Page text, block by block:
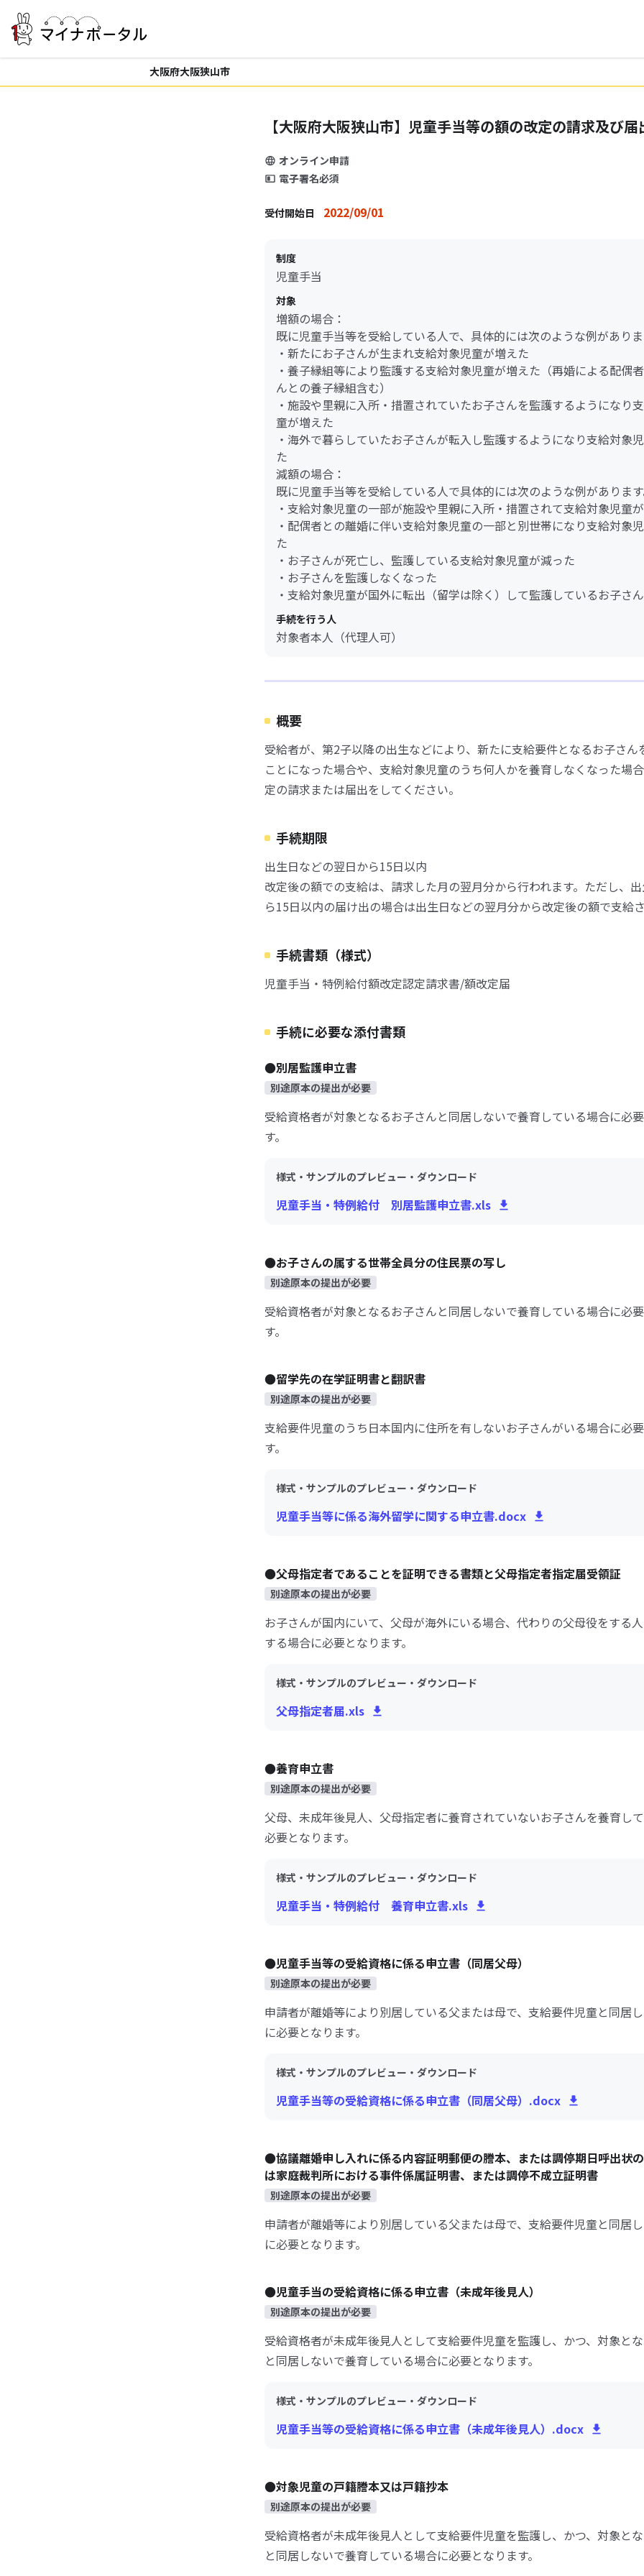
大阪府大阪狭山市
【大阪府大阪狭山市】児童手当等の額の改定の請求及び届
オンライン申請
電子署名必須
受付開始日 2022/09/01
制度
児童手当
対象
増額の場合：
既に児童手当等を受給している人で、具体的には次のような例があり
・新たにお子さんが生まれ支給対象児童が増えた
・養子縁組等により監護する支給対象児童が増えた（再婚による配偶
んとの養子縁組含む）
・施設や里親に入所・措置されていたお子さんを監護するようになり
童が増えた
・海外で暮らしていたお子さんが転入し監護するようになり支給対象
た
減額の場合：
既に児童手当等を受給している人で具体的には次のような例がありま
・支給対象児童の一部が施設や里親に入所・措置されて支給対象児童
・配偶者との離婚に伴い支給対象児童の一部と別世帯になり支給対象
た
・お子さんが死亡し、監護している支給対象児童が減った
・お子さんを監護しなくなった
・支給対象児童が国外に転出（留学は除く）して監護しているお子さ
手続を行う人
対象者本人（代理人可）
概要
受給者が、第2子以降の出生などにより、新たに支給要件となるお子さん
ことになった場合や、支給対象児童のうち何人かを養育しなくなった場
定の請求または届出をしてください。
手続期限
出生日などの翌日から15日以内
改定後の額での支給は、請求した月の翌月分から行われます。ただし、
ら15日以内の届け出の場合は出生日などの翌月分から改定後の額で支給
手続書類（様式）
児童手当・特例給付額改定認定請求書/額改定届
手続に必要な添付書類
●別居監護申立書
別途原本の提出が必要
受給資格者が対象となるお子さんと同居しないで養育している場合に必
す。
様式・サンプルのプレビュー・ダウンロード
児童手当・特例給付 別居監護申立書.xls
●お子さんの属する世帯全員分の住民票の写し
別途原本の提出が必要
受給資格者が対象となるお子さんと同居しないで養育している場合に必
す。
●留学先の在学証明書と翻訳書
別途原本の提出が必要
支給要件児童のうち日本国内に住所を有しないお子さんがいる場合に必
す。
様式・サンプルのプレビュー・ダウンロード
児童手当等に係る海外留学に関する申立書.docx
●父母指定者であることを証明できる書類と父母指定者指定届受領証
別途原本の提出が必要
お子さんが国内にいて、父母が海外にいる場合、代わりの父母役をする
する場合に必要となります。
様式・サンプルのプレビュー・ダウンロード
父母指定者届.xls
●養育申立書
別途原本の提出が必要
父母、未成年後見人、父母指定者に養育されていないお子さんを養育し
必要となります。
様式・サンプルのプレビュー・ダウンロード
児童手当・特例給付 養育申立書.xls
●児童手当等の受給資格に係る申立書（同居父母）
別途原本の提出が必要
申請者が離婚等により別居している父または母で、支給要件児童と同居
に必要となります。
様式・サンプルのプレビュー・ダウンロード
児童手当等の受給資格に係る申立書（同居父母）.docx
●協議離婚申し入れに係る内容証明郵便の謄本、または調停期日呼出状
は家庭裁判所における事件係属証明書、または調停不成立証明書
別途原本の提出が必要
申請者が離婚等により別居している父または母で、支給要件児童と同居
に必要となります。
●児童手当の受給資格に係る申立書（未成年後見人）
別途原本の提出が必要
受給資格者が未成年後見人として支給要件児童を監護し、かつ、対象と
と同居しないで養育している場合に必要となります。
様式・サンプルのプレビュー・ダウンロード
児童手当等の受給資格に係る申立書（未成年後見人）.docx
●対象児童の戸籍謄本又は戸籍抄本
別途原本の提出が必要
受給資格者が未成年後見人として支給要件児童を監護し、かつ、対象と
と同居しないで養育している場合に必要となります。